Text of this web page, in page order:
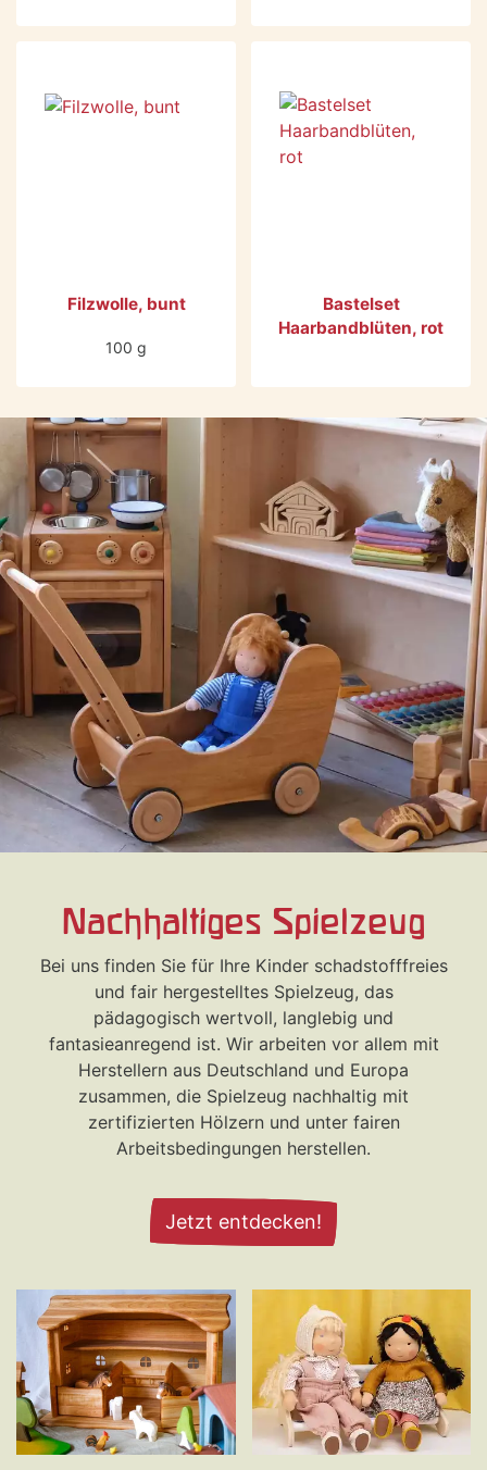
Filzwolle, bunt
100 g
Bastelset
Haarbandblüten, rot
Nachhaltiges Spielzeug
Bei uns finden Sie für Ihre Kinder schadstofffreies
und fair hergestelltes Spielzeug, das
pädagogisch wertvoll, langlebig und
fantasieanregend ist. Wir arbeiten vor allem mit
Herstellern aus Deutschland und Europa
zusammen, die Spielzeug nachhaltig mit
zertifizierten Hölzern und unter fairen
Arbeitsbedingungen herstellen.
Jetzt entdecken!